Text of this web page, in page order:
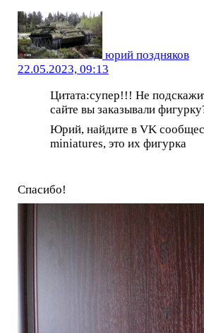
юрий поздняков
22.05.2023, 09:13
Цитата:супер!!! Не
сайте вы заказывали
Юрий, найдите в VK
miniatures, это их фигурка
Спасибо!